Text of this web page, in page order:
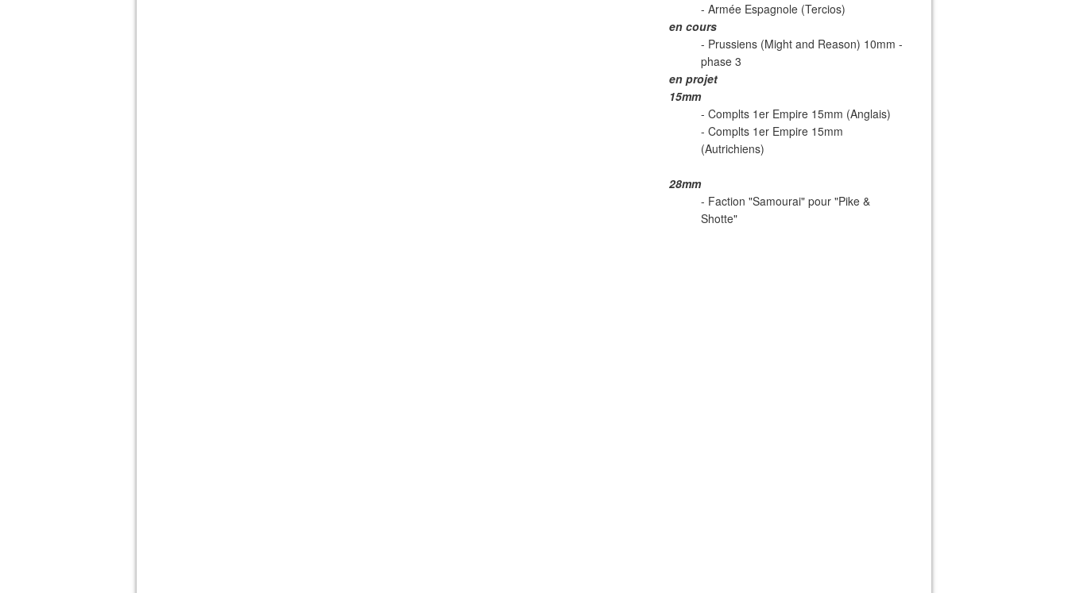
- Armée Espagnole (Tercios)
en cours
- Prussiens (Might and Reason) 10mm -
phase 3
en projet
15mm
- Complts 1er Empire 15mm (Anglais)
- Complts 1er Empire 15mm
(Autrichiens)
28mm
- Faction "Samourai" pour "Pike &
Shotte"